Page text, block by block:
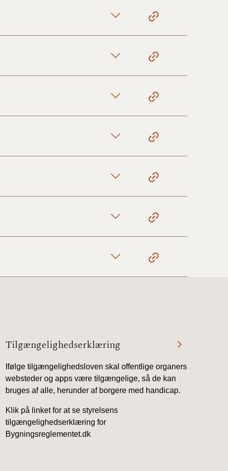
Tilgængelighedserklæring
Ifølge tilgængelighedsloven skal offentlige organers
websteder og apps være tilgængelige, så de kan
bruges af alle, herunder af borgere med handicap.
Klik på linket for at se styrelsens
tilgængelighedserklæring for
Bygningsreglementet.dk